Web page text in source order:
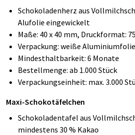
Schokoladenherz aus
Alufolie eingewickelt
Maße: 40 x 40 mm, Druckformat:
Verpackung: weiße Aluminiumfolie
Mindesthaltbarkeit: 6 Monate
Bestellmenge: ab 1.000 Stück
Verpackungseinheit: max. 3.000
Maxi-Schokotäfelchen
Schokoladentafel aus
mindestens 30 % Kakao